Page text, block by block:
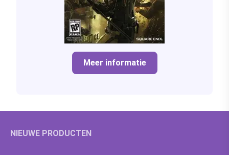
Meer informatie
NIEUWE PRODUCTEN